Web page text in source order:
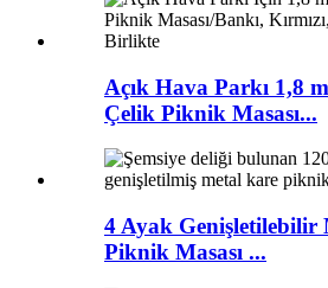
Açık Hava Parkı 1,8
Çelik Piknik Masası...
4 Ayak Genişletilebilir
Piknik Masası ...